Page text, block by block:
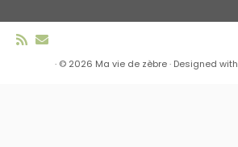
· © 2026 Ma vie de zèbre· Designed with